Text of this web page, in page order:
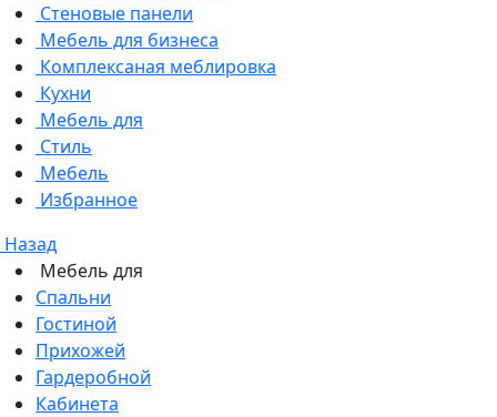
Стеновые панели
Мебель для бизнеса
Комплексаная меблировка
Кухни
Мебель для
Стиль
Мебель
Избранное
Назад
Мебель для
Спальни
Гостиной
Прихожей
Гардеробной
Кабинета